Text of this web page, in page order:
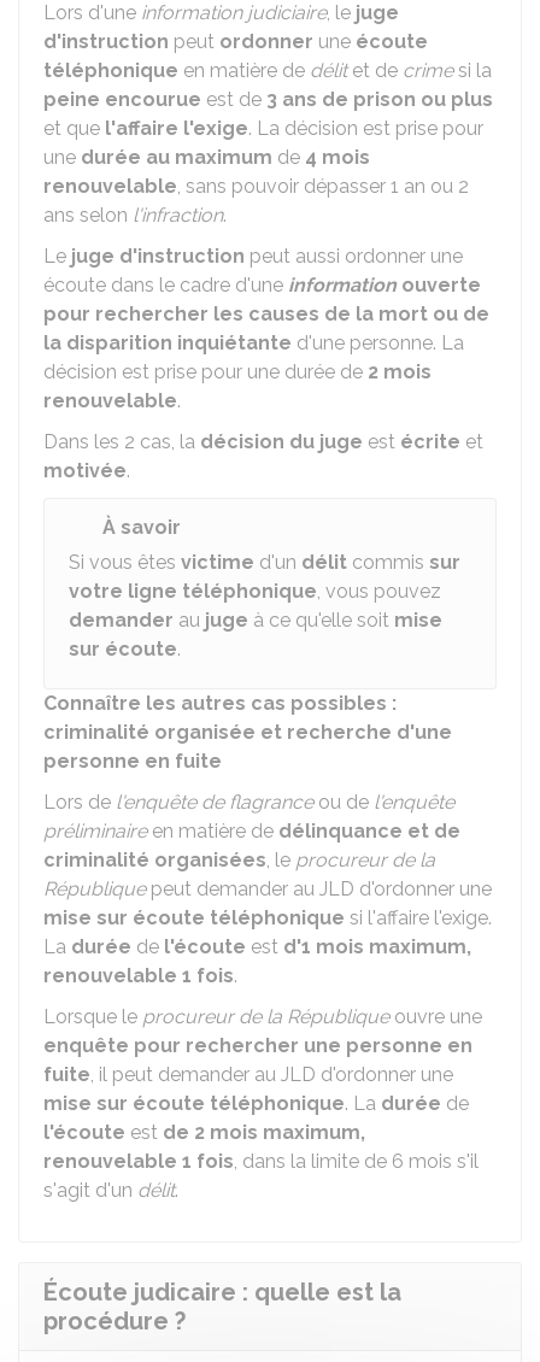
Lors d'une information judiciaire, le juge
d'instruction peut ordonner une écoute
téléphonique en matière de délitet de crimesi la
peine encourue est de 3 ans de prison ou plus
et que l'affaire l'exige. La décision est prise pour
une durée au maximum de 4 mois
renouvelable, sans pouvoir dépasser 1 an ou 2
ans selon l'infraction.
Le juge d'instruction peut aussi ordonner une
écoute dans le cadre d'une informationouverte
pour rechercher les causes de la mort ou de
la disparition inquiétante d'une personne. La
décision est prise pour une durée de 2 mois
renouvelable.
Dans les 2 cas, la décision du juge est écrite et
motivée.
À savoir
Si vous êtes victime d'un délit commis sur
votre ligne téléphonique, vous pouvez
demander au juge à ce qu'elle soit mise
sur écoute.
Connaître les autres cas possibles :
criminalité organisée et recherche d'une
personne en fuite
Lors de l'enquête de flagranceou de l'enquête
préliminaireen matière de délinquance et de
criminalité organisées, le procureur de la
Républiquepeut demander au JLD d'ordonner une
mise sur écoute téléphonique si l'affaire l'exige.
La durée de l'écoute est d'1 mois maximum,
renouvelable 1 fois.
Lorsque le procureur de la Républiqueouvre une
enquête pour rechercher une personne en
fuite, il peut demander au JLD d'ordonner une
mise sur écoute téléphonique. La durée de
l'écoute est de 2 mois maximum,
renouvelable 1 fois, dans la limite de 6 mois s'il
s'agit d'un délit.
Écoute judicaire : quelle est la
procédure ?